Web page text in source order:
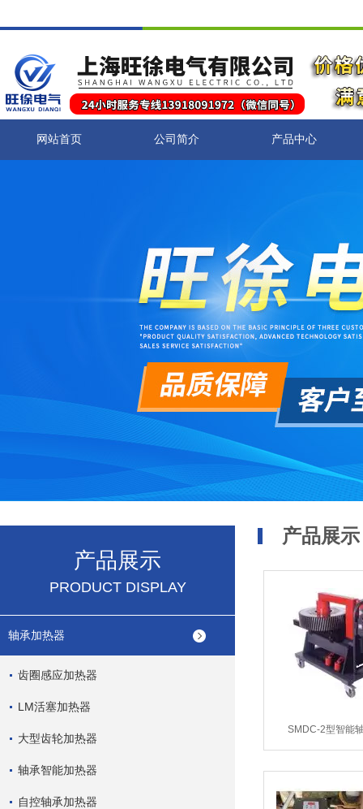
网站首页 公司简介 产品中心
产品展示
PRODUCT DISPLAY
轴承加热器
齿圈感应加热器
LM活塞加热器
大型齿轮加热器
轴承智能加热器
自控轴承加热器
产品展示
SMDC-2型智能